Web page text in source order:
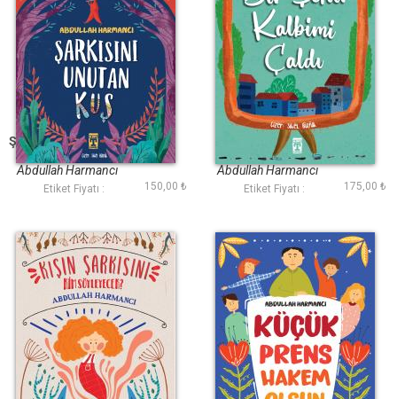
Şarkısını Unutan Kuş
Abdullah Harmancı
Etiket Fiyatı : 150,00 ₺
Bir Şehir Kalbimi
Çaldı
Abdullah Harmancı
Etiket Fiyatı : 175,00 ₺